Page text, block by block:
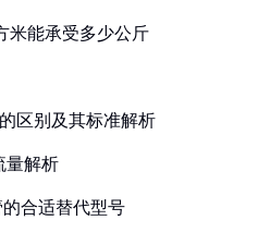
米能承受多少公斤
区别及其标准解析
量解析
的合适替代型号